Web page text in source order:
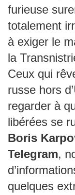
furieuse
totalement
à exiger le
la
Ceux qui
russe hors
regarder à
libérées se
Boris
Telegram,
quelques